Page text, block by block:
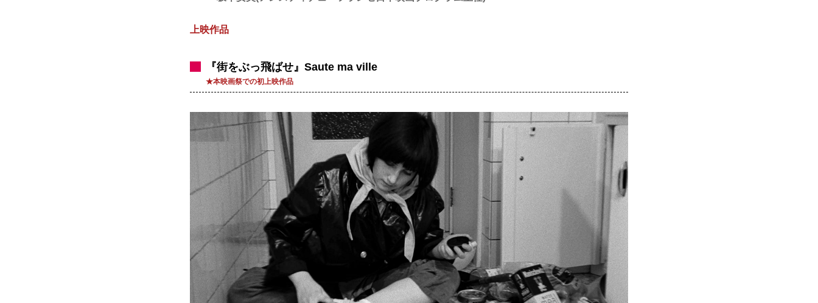
上映作品
『街をぶっ飛ばせ』Saute ma ville
★本映画祭での初上映作品